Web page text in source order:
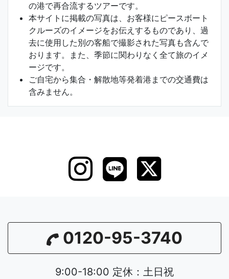
の港で再合流するツアーです。
本サイトに掲載の写真は、お客様にピースボート
クルーズのイメージをお伝えするものであり、過
去に使用した別の客船で撮影された写真も含んで
おります。また、季節に関わりなく全て旅のイメ
ージです。
ご自宅から集合・解散地等発着港までの交通費は
含みません。
0120-95-3740
9:00-18:00 定休：土日祝